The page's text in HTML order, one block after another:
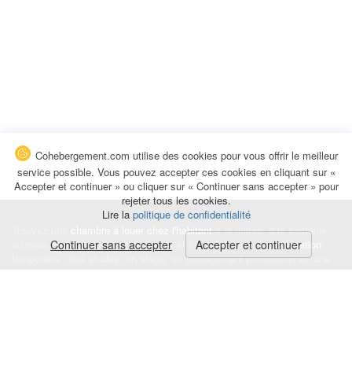
chambre à louer chez l'habitantà la nuitée, à la semaine,
au mois ou à l'année pour de courts et longs séjours, unecolocation
temporaire : des études, un stage, un déplacement professionnel, une
Cohebergement.com utilise des cookies pour vous offrir le meilleur
service possible. Vous pouvez accepter ces cookies en cliquant sur «
Accepter et continuer » ou cliquer sur « Continuer sans accepter » pour
rejeter tous les cookies.
Lire la politique de confidentialité
Continuer sans accepter Accepter et continuer